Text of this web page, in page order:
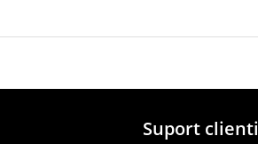
Suport clienti